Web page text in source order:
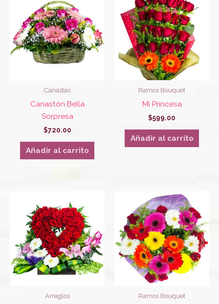
Canastas
Canastón Bella
Sorpresa
$720.00
Añadir al carrito
Ramos Bouquet
Mi Princesa
$599.00
Añadir al carrito
Arreglos Ramos Bouquet